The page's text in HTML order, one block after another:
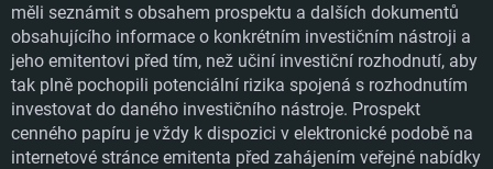
měli seznámit s obsahem prospektu a dalších dokumentů
obsahujícího informace o konkrétním investičním nástroji a
jeho emitentovi před tím, než učiní investiční rozhodnutí, aby
tak plně pochopili potenciální rizika spojená s rozhodnutím
investovat do daného investičního nástroje. Prospekt
cenného papíru je vždy k dispozici v elektronické podobě na
internetové stránce emitenta před zahájením veřejné nabídky